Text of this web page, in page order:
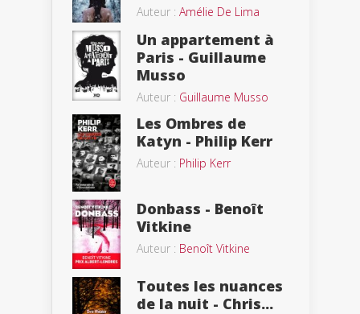
Auteur : Amélie De Lima
Un appartement à
Paris - Guillaume
Musso
Auteur : Guillaume Musso
Les Ombres de
Katyn - Philip Kerr
Auteur : Philip Kerr
Donbass - Benoît
Vitkine
Auteur : Benoît Vitkine
Toutes les nuances
de la nuit - Chris...